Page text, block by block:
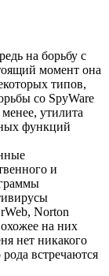
на борьбу с
момент она
типов,
со SpyWare
утилита
функций
и
Norton
на них
нет никакого
встречаются